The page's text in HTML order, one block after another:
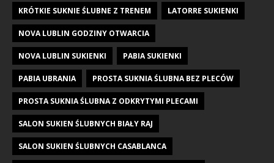
KRÓTKIE SUKNIE ŚLUBNE Z TRENEM LATORRE SUKIENKI
NOVA LUBLIN GODZINY OTWARCIA
NOVA LUBLIN SUKIENKI PABIA SUKIENKI
PABIA UBRANIA PROSTA SUKNIA ŚLUBNA BEZ PLECÓW
PROSTA SUKNIA ŚLUBNA Z ODKRYTYMI PLECAMI
SALON SUKIEN ŚLUBNYCH BIAŁY RAJ
SALON SUKIEN ŚLUBNYCH CASABLANCA